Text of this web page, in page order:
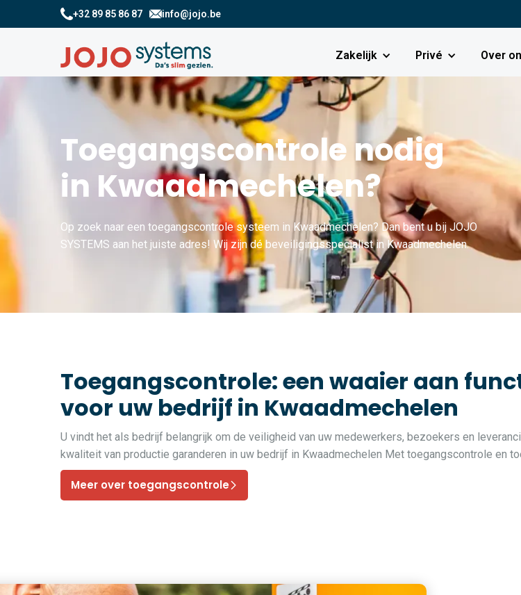
+32 89 85 86 87 info@jojo.be
Zakelijk Privé Over
Toegangscontrole nodig
in Kwaadmechelen?
Op zoek naar een toegangscontrole systeem in Kwaadmechelen? Dan bent u bij JOJO
SYSTEMS aan het juiste adres! Wij zijn dé beveiligingsspecialist in Kwaadmechelen.
Toegangscontrole: een waaier aan
voor uw bedrijf in Kwaadmechelen
U vindt het als bedrijf belangrijk om de veiligheid van uw medewerkers, bezoekers en
kwaliteit van productie garanderen in uw bedrijf in Kwaadmechelen Met toegangscontrole en
Meer over toegangscontrole